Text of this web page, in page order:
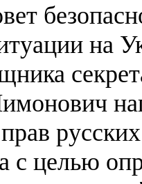
на
с целью